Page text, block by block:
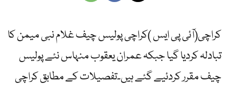
کراچی(آئی پی ایس )کراچی پولیس چیف غلام نبی میمن کا
تبادلہ کردیا گیا جبکہ عمران یعقوب منہاس نئے پولیس
چیف مقرر کردئیے گئے ہیں۔تفصیلات کے مطابق کراچی